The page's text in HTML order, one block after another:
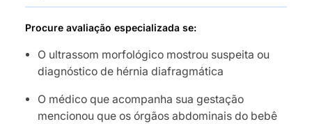
Procure avaliação especializada se:
O ultrassom morfológico mostrou suspeita ou
diagnóstico de hérnia diafragmática
O médico que acompanha sua gestação
mencionou que os órgãos abdominais do bebê